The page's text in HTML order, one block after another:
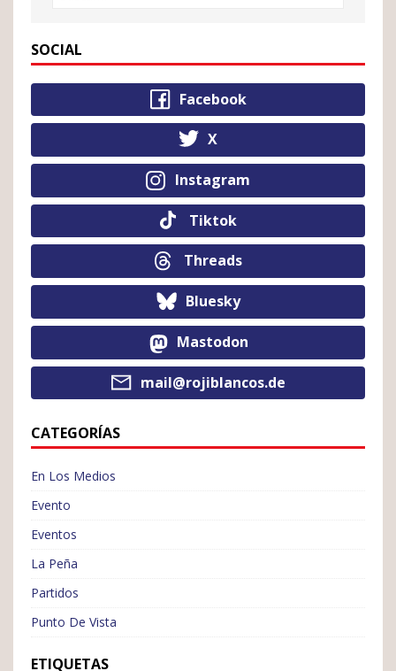
SOCIAL
Facebook
X
Instagram
Tiktok
Threads
Bluesky
Mastodon
mail@rojiblancos.de
CATEGORÍAS
En Los Medios
Evento
Eventos
La Peña
Partidos
Punto De Vista
ETIQUETAS